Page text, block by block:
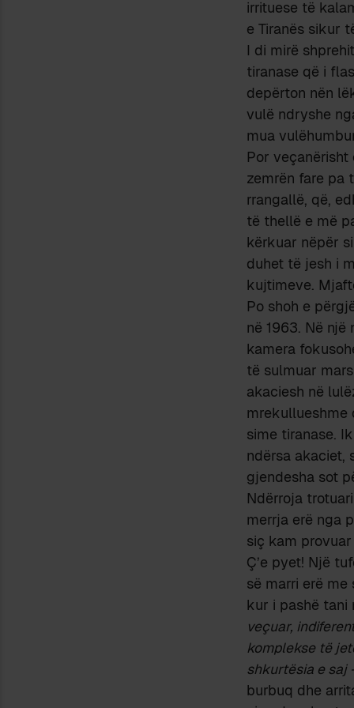
irrituese të
e Tiranës sikur
I di mirë
tiranase që i
depërton nën
vulë ndryshe
mua
Por veçanërisht
zemrën fare pa
rrangallë, që,
të thellë e më
kërkuar nëpër
duhet të jesh i
kujtimeve.
Po shoh e
në 1963. Në
kamera
të sulmuar
akaciesh në
mrekullueshme
sime tiranase.
ndërsa akaciet,
gjendesha sot
Ndërroja
merrja erë nga
siç kam
Ç’e pyet! Një
së marri erë
kur i pashë tani
veçuar,
komplekse të
shkurtësia e saj
burbuq dhe